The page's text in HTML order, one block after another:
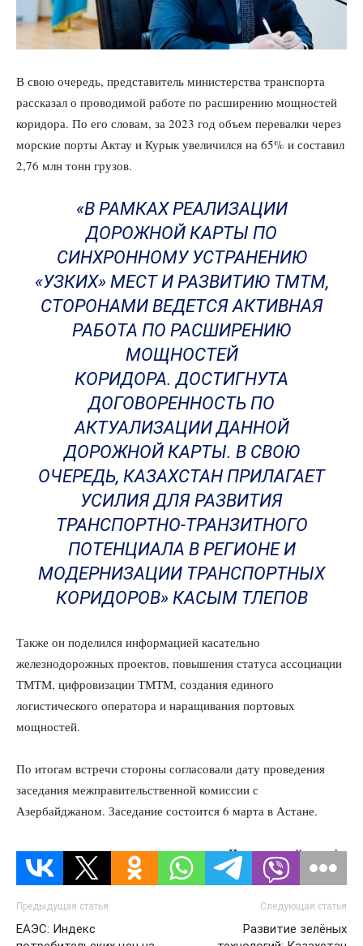
В свою очередь, представитель министерства транспорта
рассказал о проводимой работе по расширению мощностей
коридора. По его словам, за 2023 год объем перевалки через
морские порты Актау и Курык увеличился на 65% и составил
2,76 млн тонн грузов.
«В РАМКАХ РЕАЛИЗАЦИИ
ДОРОЖНОЙ КАРТЫ ПО
СИНХРОННОМУ УСТРАНЕНИЮ
«УЗКИХ» МЕСТ И РАЗВИТИЮ ТМТМ,
СТОРОНАМИ ВЕДЕТСЯ АКТИВНАЯ
РАБОТА ПО РАСШИРЕНИЮ
МОЩНОСТЕЙ
КОРИДОРА. ДОСТИГНУТА
ДОГОВОРЕННОСТЬ ПО
АКТУАЛИЗАЦИИ ДАННОЙ
ДОРОЖНОЙ КАРТЫ. В СВОЮ
ОЧЕРЕДЬ, КАЗАХСТАН ПРИЛАГАЕТ
УСИЛИЯ ДЛЯ РАЗВИТИЯ
ТРАНСПОРТНО-ТРАНЗИТНОГО
ПОТЕНЦИАЛА В РЕГИОНЕ И
МОДЕРНИЗАЦИИ ТРАНСПОРТНЫХ
КОРИДОРОВ» КАСЫМ ТЛЕПОВ
Также он поделился информацией касательно
железнодорожных проектов, повышения статуса ассоциации
ТМТМ, цифровизации ТМТМ, создания единого
логистического оператора и наращивания портовых
мощностей.
По итогам встречи стороны согласовали дату проведения
заседания межправительственной комиссии с
Азербайджаном. Заседание состоится 6 марта в Астане.
Источник: dknews.kz
Предыдущая статья
ЕАЭС: Индекс
Следующая статья
Развитие зелёных